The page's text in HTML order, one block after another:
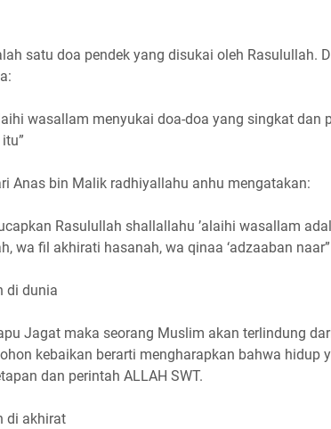
satu doa pendek yang disukai oleh Rasulullah.
wasallam menyukai doa-doa yang singkat dan
Anas bin Malik radhiyallahu anhu mengatakan:
Rasulullah shallallahu ’alaihi wasallam
wa fil akhirati hasanah, wa qinaa ‘adzaaban naar”
di dunia
Jagat maka seorang Muslim akan terlindung
kebaikan berarti mengharapkan bahwa hidup
dan perintah ALLAH SWT.
di akhirat